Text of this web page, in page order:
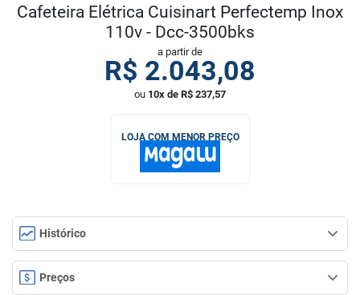
Cafeteira Elétrica Cuisinart Perfectemp Inox
110v - Dcc-3500bks
a partir de
R$ 2.043,08
ou 10x de R$ 237,57
LOJA COM MENOR PREÇO
Histórico
Preços